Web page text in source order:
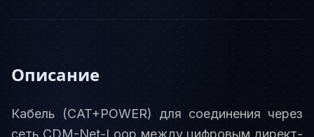
Описание
Кабель (CAT+POWER) для соединения через
сеть CDM-Net-Loop между цифровым директ-